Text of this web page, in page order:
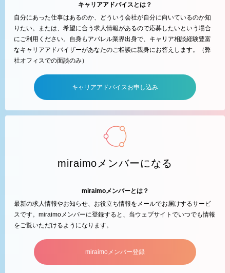
キャリアアドバイスとは？
自分にあった仕事はあるのか、どういう会社が自分に向いているのか知
りたい。または、希望に合う求人情報があるので応募したいという場合
にご利用ください。自身もアパレル業界出身で、キャリア相談経験豊富
なキャリアアドバイザーがあなたのご相談に親身にお答えします。（弊
社オフィスでの面談のみ）
キャリアアドバイスお申し込み
miraimoメンバーになる
miraimoメンバーとは？
最新の求人情報やお知らせ、お役立ち情報をメールでお届けするサービ
スです。miraimoメンバーに登録すると、当ウェブサイトでいつでも情報
をご覧いただけるようになります。
miraimoメンバー登録